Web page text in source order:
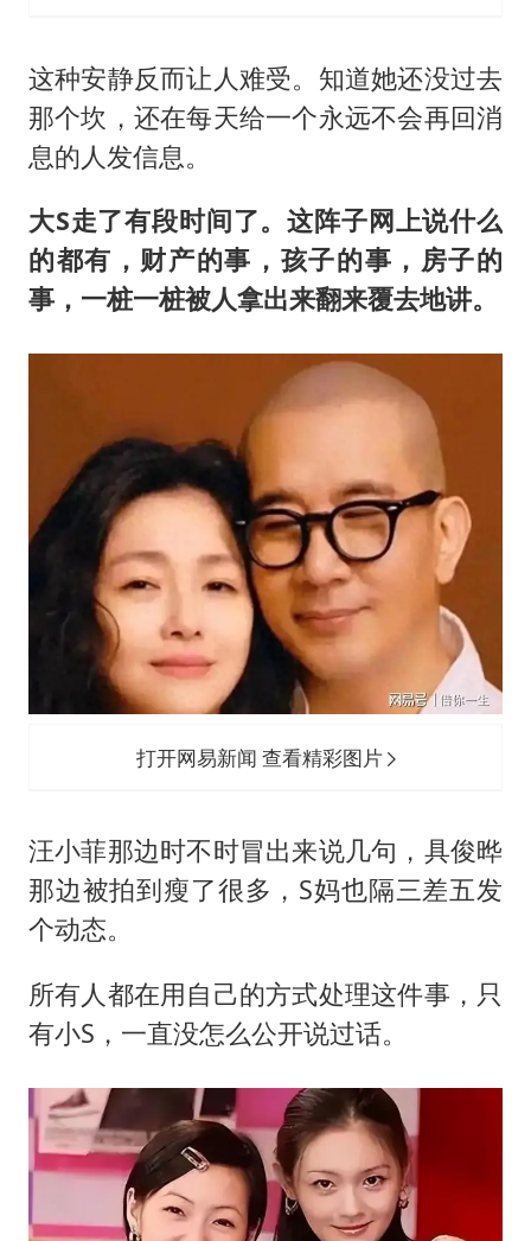
这种安静反而让人难受。知道她还没过去
那个坎，还在每天给一个永远不会再回消
息的人发信息。
大S走了有段时间了。这阵子网上说什么
的都有，财产的事，孩子的事，房子的
事，一桩一桩被人拿出来翻来覆去地讲。
打开网易新闻 查看精彩图片
汪小菲那边时不时冒出来说几句， 具俊晔
那边被拍到瘦了很多，S妈也隔三差五发
个动态。
所有人都在用自己的方式处理这件事，只
有小S，一直没怎么公开说过话。